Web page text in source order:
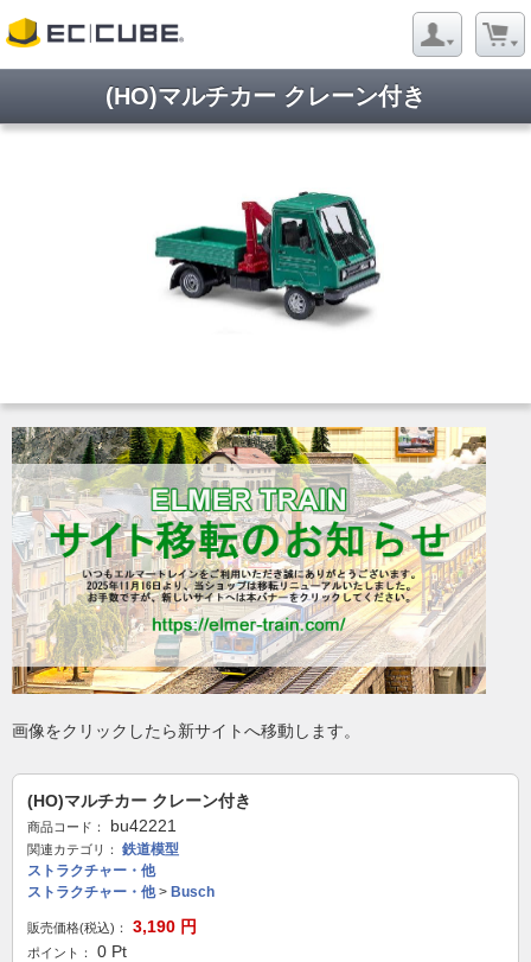
(HO)マルチカー クレーン付き
画像をクリックしたら新サイトへ移動します。
(HO)マルチカー クレーン付き
商品コード： bu42221
関連カテゴリ：
鉄道模型
ストラクチャー・他
ストラクチャー・他> Busch
販売価格(税込)： 3,190 円
ポイント： 0 Pt